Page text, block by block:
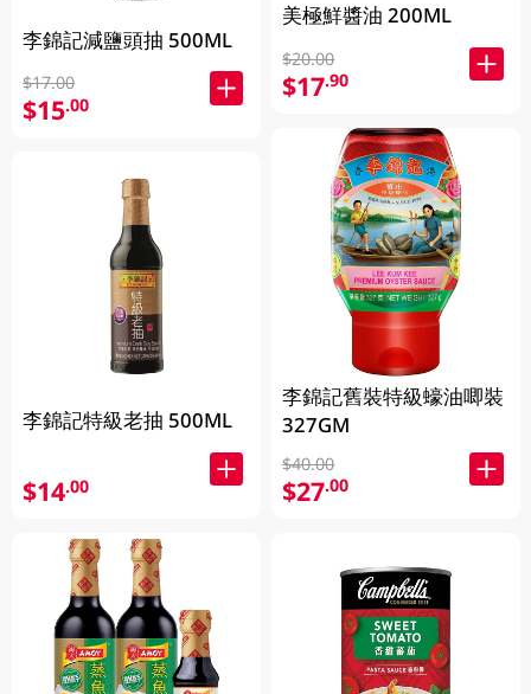
李錦記減鹽頭抽 500ML
$17.00
$15.00
李錦記特級老抽 500ML
$14.00
美極鮮醬油 200ML
$20.00
$17.90
李錦記舊裝特級蠔油唧裝
327GM
$40.00
$27.00